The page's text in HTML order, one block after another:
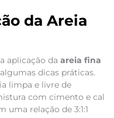
da Areia
aplicação da areia fina
dicas práticas.
limpa e livre de
com cimento e cal
uma relação de 3:1:1